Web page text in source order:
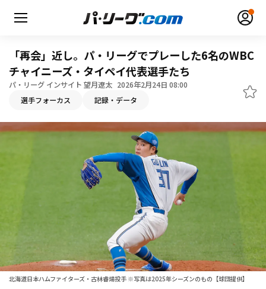
無料アカウント登録
日程・結果
順位表･成績
1軍公式戦
ファーム東地区
選手名鑑
「再会」近し。パ・リーグでプレーした6名のWBC
チャイニーズ・タイペイ代表選手たち
パ・リーグ インサイト 望月遼太 2026年2月24日 08:00
選手フォーカス 記録・データ
北海道日本ハムファイターズ・古林睿煬投手 ※写真は2025年シーズンのもの【球団提供】